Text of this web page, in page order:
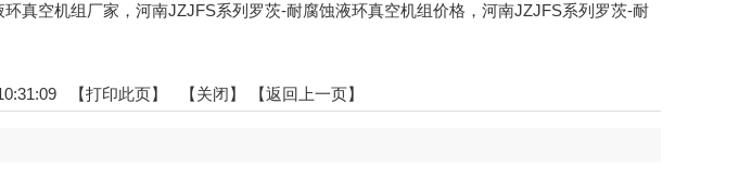
真空机组厂家，河南JZJFS系列罗茨-耐腐蚀液环真空机组价格，河南JZJFS系列罗茨-耐
【打印此页】 【关闭】 【返回上一页】